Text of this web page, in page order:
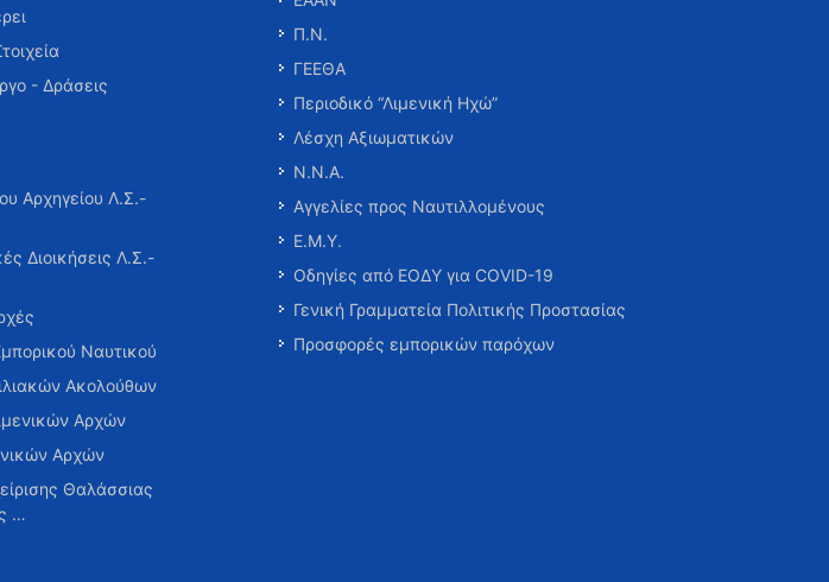
- Δράσεις
Αρχηγείου Λ.Σ.-
Διοικήσεις Λ.Σ.-
Ναυτικού
Ακολούθων
Αρχών
Αρχών
Θαλάσσιας
…
Π.Ν.
ΓΕΕΘΑ
Περιοδικό “Λιμενική Ηχώ”
Λέσχη Αξιωματικών
Ν.Ν.Α.
Αγγελίες προς Ναυτιλλομένους
Ε.Μ.Υ.
Οδηγίες από ΕΟΔΥ για COVID-19
Γενική Γραμματεία Πολιτικής Προστασίας
Προσφορές εμπορικών παρόχων